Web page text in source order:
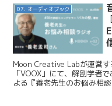
07. オーディオブック
Moon Creative Labが運営
「VOOX」にて、解剖学者
よる『養老先生のお悩み相